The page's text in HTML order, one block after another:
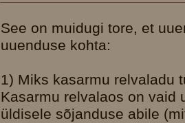
See on muidugi tore, et
uuenduse kohta:
1) Miks kasarmu relvaladu
Kasarmu relvalaos on vaid
üldisele sõjanduse abile